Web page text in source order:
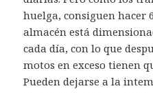
huelga, consiguen hacer
almacén está
cada día, con lo que
motos en exceso tienen
Pueden dejarse a la